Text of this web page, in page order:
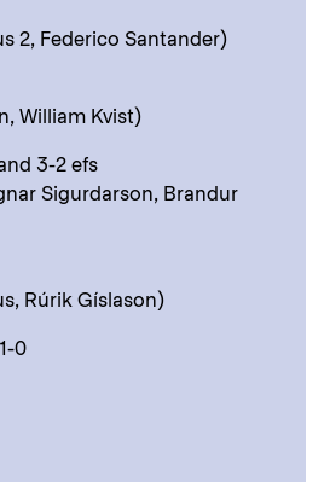
2, Federico Santander)
William Kvist)
3-2 efs
Sigurdarson, Brandur
Rúrik Gíslason)
0